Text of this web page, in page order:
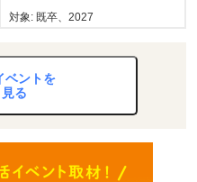
対象: 既卒、2027
ベントを
る